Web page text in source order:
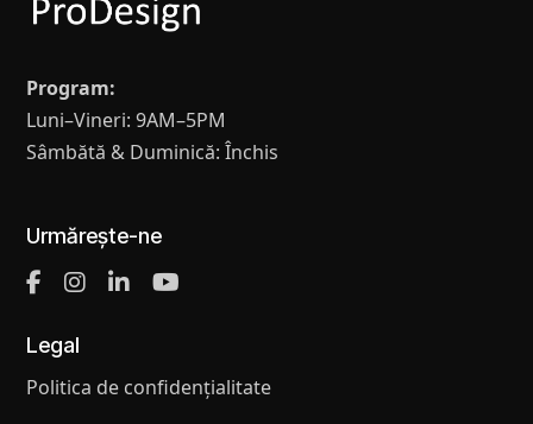
Program:
Luni–Vineri: 9AM–5PM
Sâmbătă & Duminică: Închis
Urmărește-ne
Legal
Politica de confidențialitate